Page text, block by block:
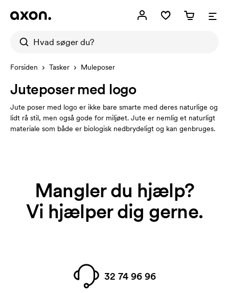
Forsiden Tasker Muleposer
Juteposer med logo
Jute poser med logo er ikke bare smarte med deres naturlige og
lidt rå stil, men også gode for miljøet. Jute er nemlig et naturligt
materiale som både er biologisk nedbrydeligt og kan genbruges.
Mangler du hjælp?
Vi hjælper dig gerne.
32 74 96 96